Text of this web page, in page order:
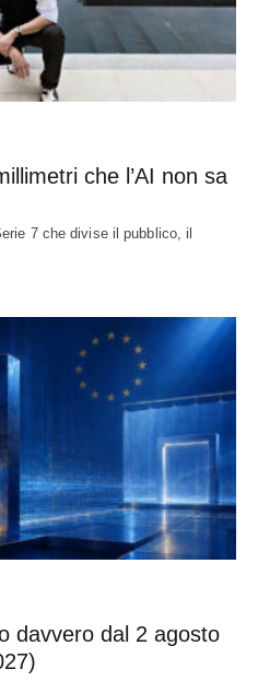
che l’AI non sa
7 che divise il pubblico, il
davvero dal 2 agosto